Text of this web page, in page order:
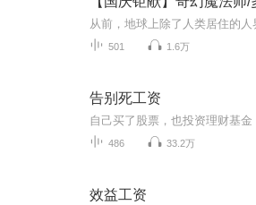
501 1.6万
告别死工资
486 33.2万
效益工资